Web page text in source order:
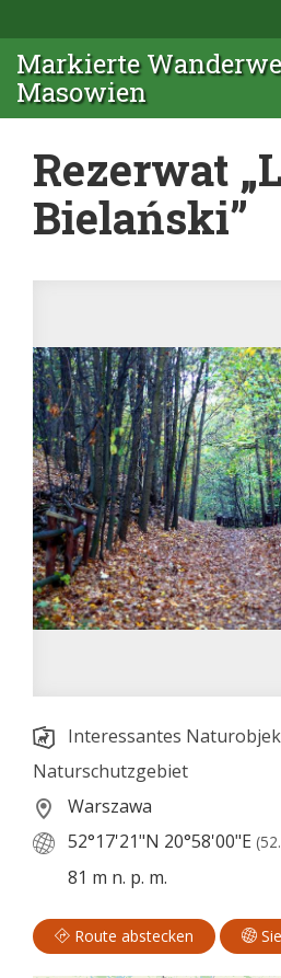
Markierte
Masowien
Rezerwat
Bielański”
Interessantes
Naturschutzgebiet
Warszawa
52°17'21"N 20°58'00"E
81 m n. p. m.
Route abstecken